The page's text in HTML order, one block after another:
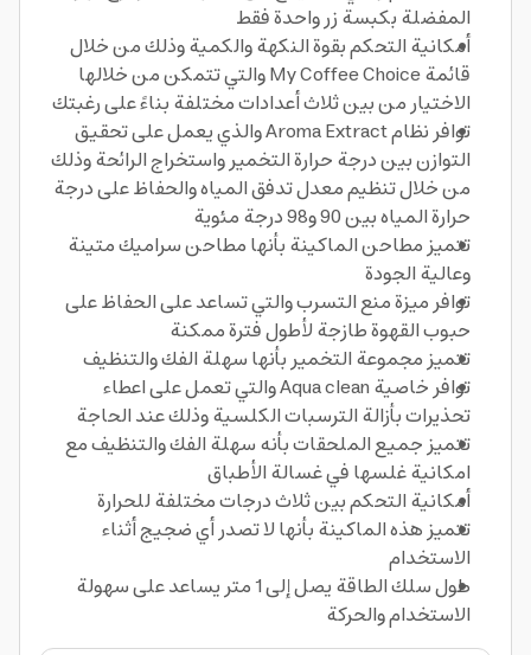
المفضلة بكبسة زر واحدة فقط
أمكانية التحكم بقوة النكهة والكمية وذلك من خلال
قائمة My Coffee Choice والتي تتمكن من خلالها
الاختيار من بين ثلاث أعدادات مختلفة بناءً على رغبتك
توافر نظام Aroma Extract والذي يعمل على تحقيق
التوازن بين درجة حرارة التخمير واستخراج الرائحة وذلك
من خلال تنظيم معدل تدفق المياه والحفاظ على درجة
حرارة المياه بين 90 و98 درجة مئوية
تتميز مطاحن الماكينة بأنها مطاحن سراميك متينة
وعالية الجودة
توافر ميزة منع التسرب والتي تساعد على الحفاظ على
حبوب القهوة طازجة لأطول فترة ممكنة
تتميز مجموعة التخمير بأنها سهلة الفك والتنظيف
توافر خاصية Aqua clean والتي تعمل على اعطاء
تحذيرات بأزالة الترسبات الكلسية وذلك عند الحاجة
تتميز جميع الملحقات بأنه سهلة الفك والتنظيف مع
امكانية غلسها في غسالة الأطباق
أمكانية التحكم بين ثلاث درجات مختلفة للحرارة
تتميز هذه الماكينة بأنها لا تصدر أي ضجيج أثناء
الاستخدام
طول سلك الطاقة يصل إلى 1 متر يساعد على سهولة
الاستخدام والحركة